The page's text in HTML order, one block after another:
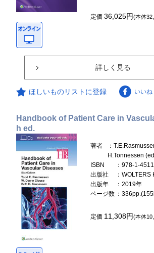
定価36,025円(本体
詳しく見る
ほしいものリストに登録 いいね
Handbook of Patient Care in
h ed.
著者
：
H.Tonnessen
ISBN
：978-1-
出版社
：WOLTERS
出版年
：2019年
ページ数 ：
定価 11,308円(本体